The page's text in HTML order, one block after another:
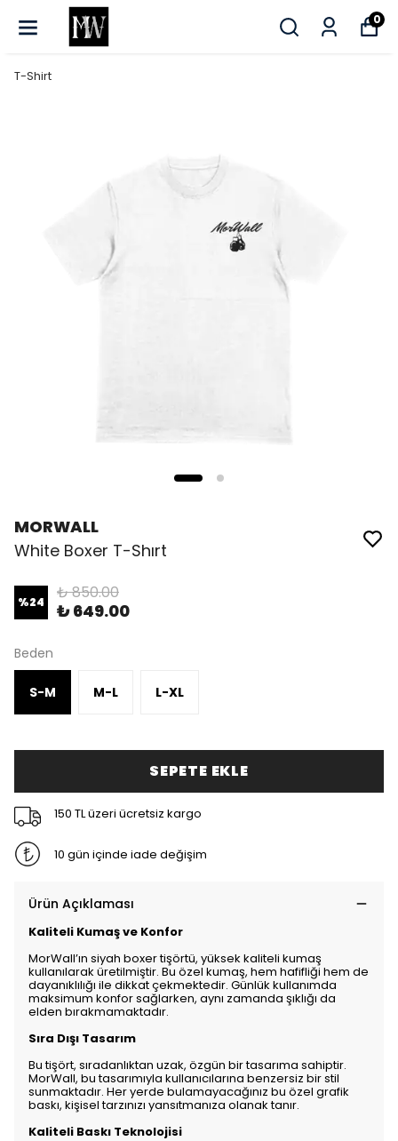
0
T-Shirt
MORWALL
White Boxer T-Shırt
%24 ₺ 850.00
₺ 649.00
Beden
S-M M-L L-XL
SEPETE EKLE
150 TL üzeri ücretsiz kargo
10 gün içinde iade değişim
Ürün Açıklaması
Kaliteli Kumaş ve Konfor
MorWall’ın siyah boxer tişörtü, yüksek kaliteli kumaş
kullanılarak üretilmiştir. Bu özel kumaş, hem hafifliği hem de
dayanıklılığı ile dikkat çekmektedir. Günlük kullanımda
maksimum konfor sağlarken, aynı zamanda şıklığı da
elden bırakmamaktadır.
Sıra Dışı Tasarım
Bu tişört, sıradanlıktan uzak, özgün bir tasarıma sahiptir.
MorWall, bu tasarımıyla kullanıcılarına benzersiz bir stil
sunmaktadır. Her yerde bulamayacağınız bu özel grafik
baskı, kişisel tarzınızı yansıtmanıza olanak tanır.
Kaliteli Baskı Teknolojisi